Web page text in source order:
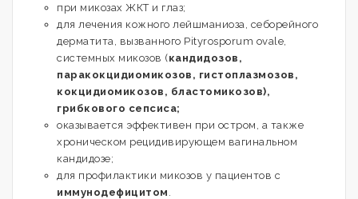
при микозах ЖКТ и глаз;
для лечения кожного лейшманиоза, себорейного
дерматита, вызванного Pityrosporum ovale,
системных микозов (кандидозов,
паракокцидиомикозов, гистоплазмозов,
кокцидиомикозов, бластомикозов),
грибкового сепсиса;
оказывается эффективен при остром, а также
хроническом рецидивирующем вагинальном
кандидозе;
для профилактики микозов у пациентов с
иммунодефицитом